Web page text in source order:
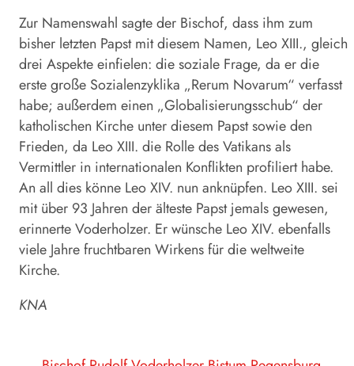
Zur Namenswahl sagte der Bischof, dass ihm zum
bisher letzten Papst mit diesem Namen, Leo XIII., gleich
drei Aspekte einfielen: die soziale Frage, da er die
erste große Sozialenzyklika „Rerum Novarum“ verfasst
habe; außerdem einen „Globalisierungsschub“ der
katholischen Kirche unter diesem Papst sowie den
Frieden, da Leo XIII. die Rolle des Vatikans als
Vermittler in internationalen Konflikten profiliert habe.
An all dies könne Leo XIV. nun anknüpfen. Leo XIII. sei
mit über 93 Jahren der älteste Papst jemals gewesen,
erinnerte Voderholzer. Er wünsche Leo XIV. ebenfalls
viele Jahre fruchtbaren Wirkens für die weltweite
Kirche.
KNA